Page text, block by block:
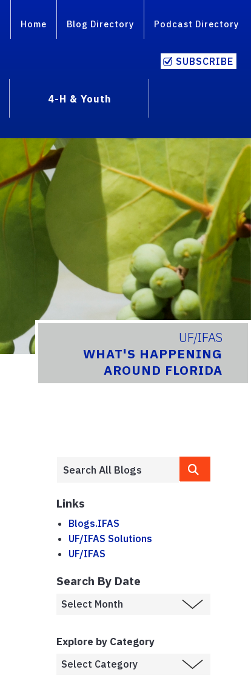
Home Blog Directory Podcast Directory
SUBSCRIBE
4-H & Youth
UF/IFAS
WHAT'S HAPPENING
AROUND FLORIDA
Links
Blogs.IFAS
UF/IFAS Solutions
UF/IFAS
Search By Date
Explore by Category